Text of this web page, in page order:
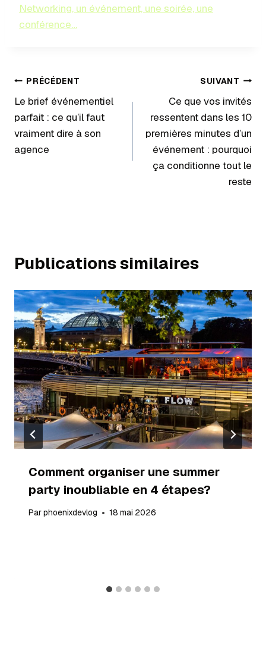
Networking, un événement, une soirée, une
conférence…
PRÉCÉDENT
Le brief événementiel
parfait : ce qu’il faut
vraiment dire à son
agence
SUIVANT
Ce que vos invités
ressentent dans les 10
premières minutes d’un
événement : pourquoi
ça conditionne tout le
reste
Publications similaires
Comment organiser une summer
party inoubliable en 4 étapes?
Parphoenixdevlog 18 mai 2026